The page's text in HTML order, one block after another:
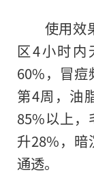
使用效
区4小时内
60%，冒痘
第4周，油
85%以上，
升28%，
通透。